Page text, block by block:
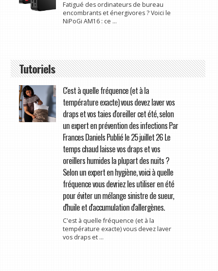
Fatigué des ordinateurs de bureau
encombrants et énergivores ? Voici le
NiPoGi AM16 : ce ...
Tutoriels
C'est à quelle fréquence (et à la
température exacte) vous devez laver vos
draps et vos taies d'oreiller cet été, selon
un expert en prévention des infections Par
Frances Daniels Publié le 25 juillet 26 Le
temps chaud laisse vos draps et vos
oreillers humides la plupart des nuits ?
Selon un expert en hygiène, voici à quelle
fréquence vous devriez les utiliser en été
pour éviter un mélange sinistre de sueur,
d'huile et d'accumulation d'allergènes.
C'est à quelle fréquence (et à la
température exacte) vous devez laver
vos draps et ...